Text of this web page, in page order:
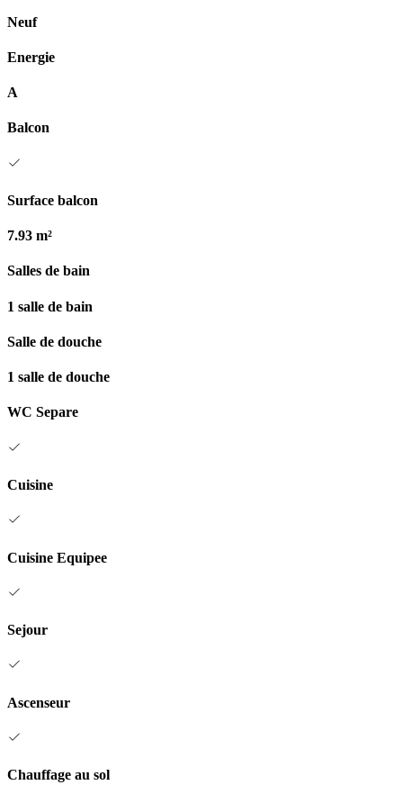
Neuf
Energie
A
Balcon
Surface balcon
7.93 m²
Salles de bain
1 salle de bain
Salle de douche
1 salle de douche
WC Separe
Cuisine
Cuisine Equipee
Sejour
Ascenseur
Chauffage au sol